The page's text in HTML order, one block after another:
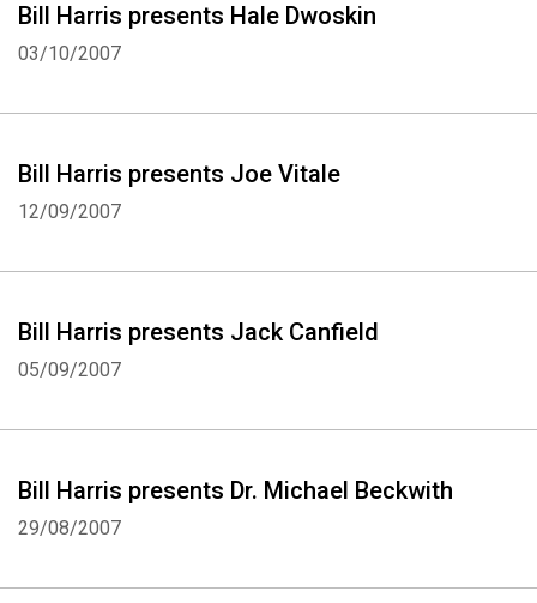
Bill Harris presents Hale Dwoskin
03/10/2007
Bill Harris presents Joe Vitale
12/09/2007
Bill Harris presents Jack Canfield
05/09/2007
Bill Harris presents Dr. Michael Beckwith
29/08/2007